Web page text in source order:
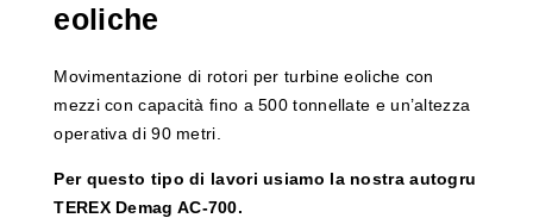
eoliche
Movimentazione di rotori per turbine eoliche con
mezzi con capacità fino a 500 tonnellate e un’altezza
operativa di 90 metri.
Per questo tipo di lavori usiamo la nostra autogru
TEREX Demag AC-700.